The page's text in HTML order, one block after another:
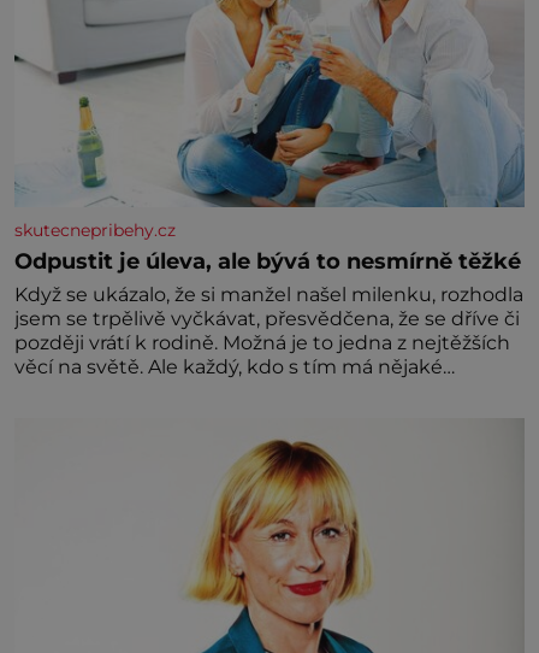
skutecnepribehy.cz
Odpustit je úleva, ale bývá to nesmírně těžké
Když se ukázalo, že si manžel našel milenku, rozhodla
jsem se trpělivě vyčkávat, přesvědčena, že se dříve či
později vrátí k rodině. Možná je to jedna z nejtěžších
věcí na světě. Ale každý, kdo s tím má nějaké